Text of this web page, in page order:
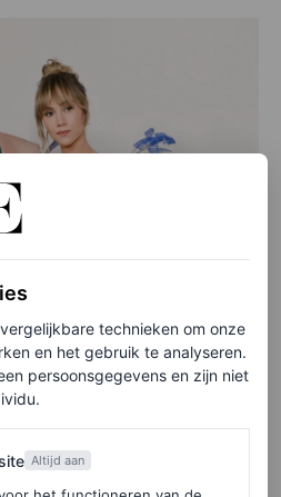
technieken om onze
en het gebruik te analyseren.
persoonsgegevens en zijn niet
Altijd aan